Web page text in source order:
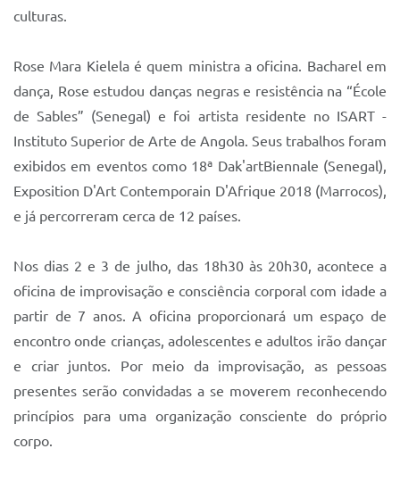
culturas.
Rose Mara Kielela é quem ministra a oficina. Bacharel em
dança, Rose estudou danças negras e resistência na “École
de Sables” (Senegal) e foi artista residente no ISART -
Instituto Superior de Arte de Angola. Seus trabalhos foram
exibidos em eventos como 18ª Dak'artBiennale (Senegal),
Exposition D'Art Contemporain D'Afrique 2018 (Marrocos),
e já percorreram cerca de 12 países.
Nos dias 2 e 3 de julho, das 18h30 às 20h30, acontece a
oficina de improvisação e consciência corporal com idade a
partir de 7 anos. A oficina proporcionará um espaço de
encontro onde crianças, adolescentes e adultos irão dançar
e criar juntos. Por meio da improvisação, as pessoas
presentes serão convidadas a se moverem reconhecendo
princípios para uma organização consciente do próprio
corpo.